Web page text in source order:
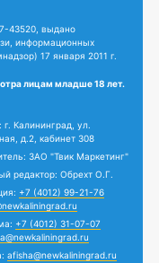
43520, выдано
информационных
17 января 2011 г.
лицам младше 18 лет.
г. Калининград, ул.
д.2, кабинет 308
ЗАО "Твик Маркетинг"
редактор: Обрехт О.Г.
+7 (4012) 99-21-76
+7 (4012) 31-07-07
afisha@newkaliningrad.ru